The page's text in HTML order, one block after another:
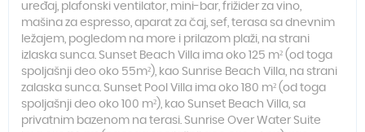
uređaj, plafonski ventilator, mini-bar, frižider za vino,
mašina za espresso, aparat za čaj, sef, terasa sa dnevnim
ležajem, pogledom na more i prilazom plaži, na strani
izlaska sunca. Sunset Beach Villa ima oko 125 m² (od toga
spoljašnji deo oko 55m²), kao Sunrise Beach Villa, na strani
zalaska sunca. Sunset Pool Villa ima oko 180 m² (od toga
spoljašnji deo oko 100 m²), kao Sunset Beach Villa, sa
privatnim bazenom na terasi. Sunrise Over Water Suite